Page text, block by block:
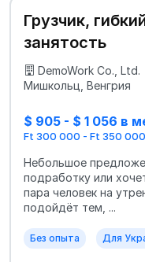
Грузчик,
занятость
DemoWork Co., Ltd.
Мишкольц, Венгрия
$ 905 - $ 1 056 в
Ft 300 000 - Ft 350
Небольшое
подработку или
пара человек на
подойдёт тем, ...
Без опыта Для